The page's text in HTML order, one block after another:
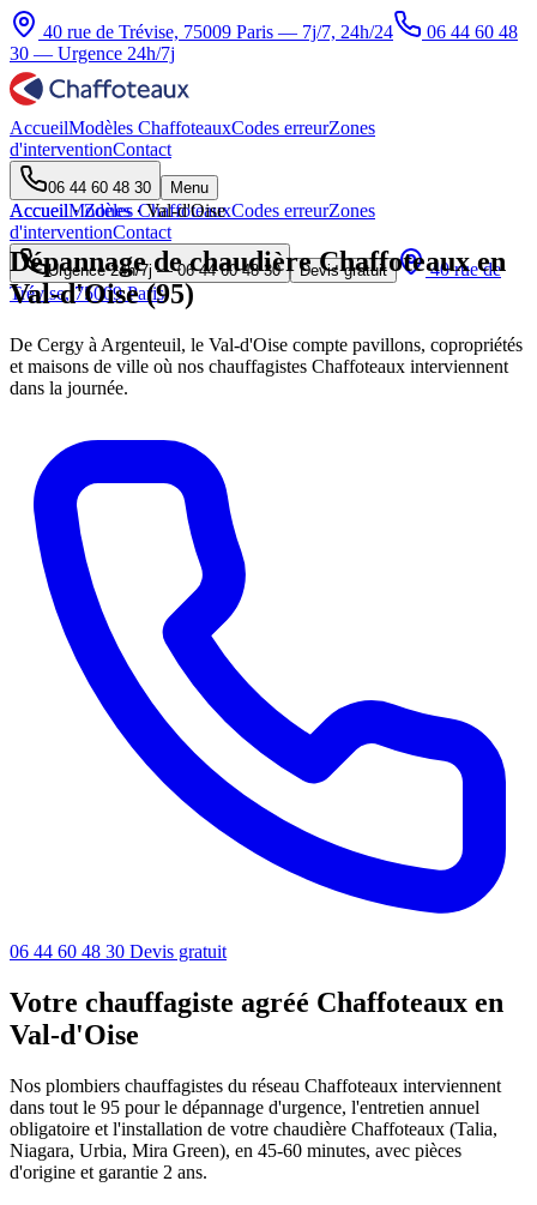
40 rue de Trévise, 75009 Paris — 7j/7, 24h/24
06 44 60 48
30 — Urgence 24h/7j
AccueilModèles ChaffoteauxCodes erreurZones
d'interventionContact
06 44 60 48 30 Menu
AccueilModèles ChaffoteauxCodes erreurZones
d'interventionContact
Urgence 24h/7j —06 44 60 48 30 Devis gratuit
40 rue de
Trévise, 75009 Paris
Accueil·Zones·Val-d'Oise
Dépannage de chaudière Chaffoteaux en
Val-d'Oise (95)
De Cergy à Argenteuil, le Val-d'Oise compte pavillons, copropriétés
et maisons de ville où nos chauffagistes Chaffoteaux interviennent
dans la journée.
06 44 60 48 30 Devis gratuit
Votre chauffagiste agréé Chaffoteaux en
Val-d'Oise
Nos plombiers chauffagistes du réseau Chaffoteaux interviennent
dans tout le 95 pour le dépannage d'urgence, l'entretien annuel
obligatoire et l'installation de votre chaudière Chaffoteaux (Talia,
Niagara, Urbia, Mira Green), en 45-60 minutes, avec pièces
d'origine et garantie 2 ans.